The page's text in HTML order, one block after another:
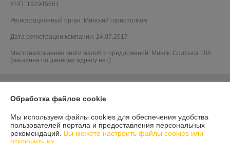
УНП: 192945661
Регистрационный орган: Минский горисполком
Дата регистрации компании: 24.07.2017
Местонахождение книги жалоб и предложений: Минск, Солтыса 108
(магазина по данному адресу нет)
Обработка файлов cookie
Мы используем файлы cookies для обеспечения удобства
пользователей портала и предоставления персональных
рекомендаций. Вы можете настроить файлы cookies или